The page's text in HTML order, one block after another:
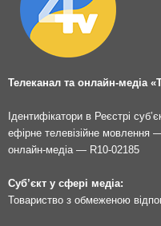
Телеканал та онлайн-медіа
Ідентифікатори в Реєстрі
ефірне телевізійне мовлення
онлайн-медіа — R10-02185
Суб’єкт у сфері медіа:
Товариство з обмеженою